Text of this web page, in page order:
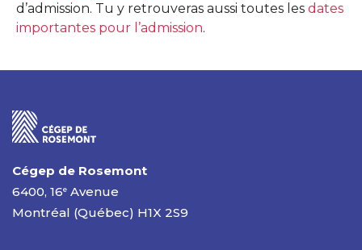
d’admission. Tu y retrouveras aussi toutes les dates
importantes pour l’admission.
Cégep de Rosemont
6400, 16e Avenue
Montréal (Québec) H1X 2S9